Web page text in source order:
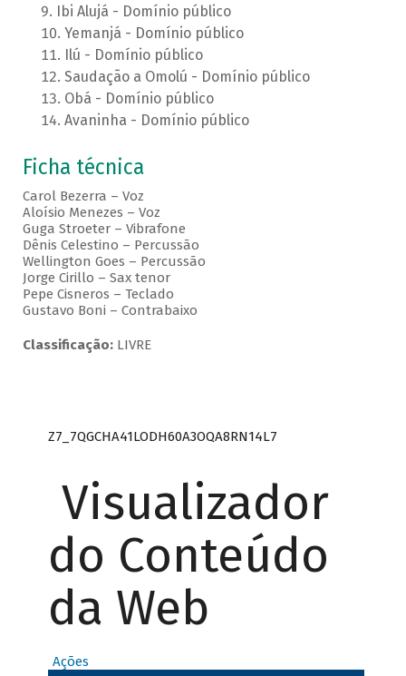
Ibi Alujá - Domínio público
Yemanjá - Domínio público
Ilú - Domínio público
Saudação a Omolú - Domínio público
Obá - Domínio público
Avaninha - Domínio público
Ficha técnica
Carol Bezerra – Voz
Aloísio Menezes – Voz
Guga Stroeter – Vibrafone
Dênis Celestino – Percussão
Wellington Goes – Percussão
Jorge Cirillo – Sax tenor
Pepe Cisneros – Teclado
Gustavo Boni – Contrabaixo
Classificação:LIVRE
Z7_7QGCHA41LODH60A3OQA8RN14L7
Visualizador
do Conteúdo
da Web
Ações